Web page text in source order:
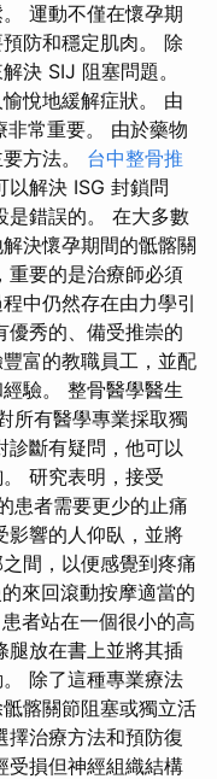
運動不僅在懷孕期
防和穩定肌肉。 除
決 SIJ 阻塞問題。
悅地緩解症狀。 由
非常重要。 由於藥物
方法。 台中整骨推
以解決 ISG 封鎖問
是錯誤的。 在大多數
決懷孕期間的骶髂關
重要的是治療師必須
中仍然存在由力學引
優秀的、備受推崇的
富的教職員工，並配
驗。 整骨醫學醫生
所有醫學專業採取獨
診斷有疑問，他可以
研究表明，接受
患者需要更少的止痛
影響的人仰臥，並將
間，以便感覺到疼痛
來回滾動按摩適當的
者站在一個很小的高
腿放在書上並將其插
除了這種專業療法
髂關節阻塞或獨立活
擇治療方法和預防復
受損但神經組織結構